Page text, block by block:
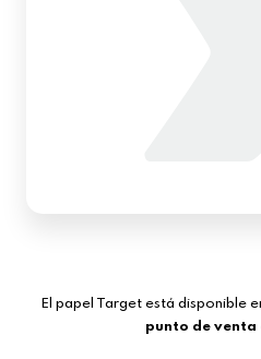
El papel Target está disponible
punto de venta